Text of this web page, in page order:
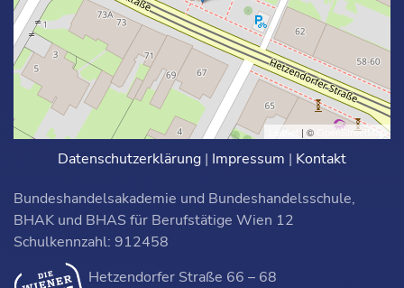
Leaflet | © OpenStreetMap
Datenschutzerklärung | Impressum | Kontakt
Bundeshandelsakademie und Bundeshandelsschule,
BHAK und BHAS für Berufstätige Wien 12
Schulkennzahl: 912458
Hetzendorfer Straße 66 – 68